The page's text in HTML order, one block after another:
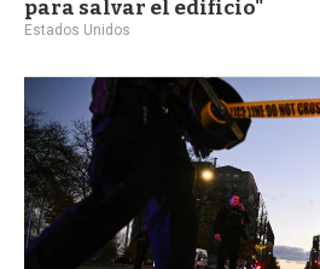
para salvar el edificio"
Estados Unidos